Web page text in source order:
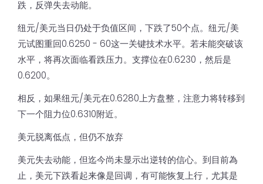
跌，反弹失去动能。
纽元/美元当日仍处于负值区间，下跌了50个点。纽元/美
元试图重回0.6250 - 60这一关键技术水平。若未能突破该
水平，将再次面临看跌压力。支撑位在0.6230，然后是
0.6200。
相反，如果纽元/美元在0.6280上方盘整，注意力将转移到
下一个阻力位0.6310附近。
美元脱离低点，但仍不放弃
美元失去动能，但迄今尚未显示出逆转的信心。到目前為
止，美元下跌看起来像是回调，有可能恢复上行，尤其是